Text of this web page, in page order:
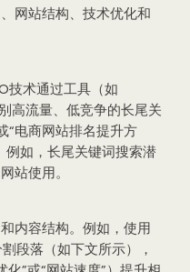
网站结构、技术优化和
技术通过工具（如
高流量、低竞争的长尾关
“电商网站排名提升方
例如，长尾关键词搜索潜
站使用。
内容结构。例如，使用
段落（如下文所示），